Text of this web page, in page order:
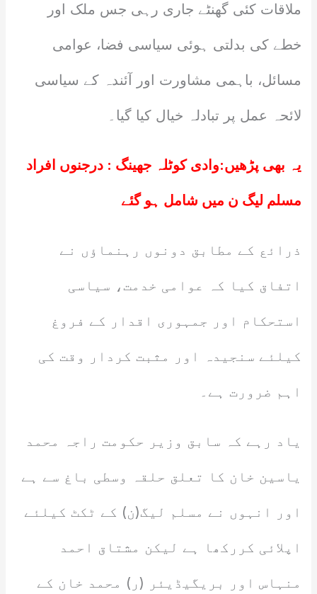
ملاقات کئی گھنٹے جاری رہی جس ملک اور
خطے کی بدلتی ہوئی سیاسی فضا، عوامی
مسائل، باہمی مشاورت اور آئندہ کے سیاسی
لائحہ عمل پر تبادلہ خیال کیا گیا۔
یہ بھی پڑھیں:وادی کوٹلہ جھینگ : درجنوں افراد
مسلم لیگ ن میں شامل ہو گئے
ذرائع کے مطابق دونوں رہنماؤں نے
اتفاق کیا کہ عوامی خدمت، سیاسی
استحکام اور جمہوری اقدار کے فروغ
کیلئے سنجیدہ اور مثبت کردار وقت کی
اہم ضرورت ہے۔
یاد رہے کہ سابق وزیر حکومت راجہ محمد
یاسین خان کا تعلق حلقہ وسطی باغ سے ہے
اور انہوں نے مسلم لیگ(ن) کے ٹکٹ کیلئے
اپلائی کررکھا ہے لیکن مشتاق احمد
منہاس اور بریگیڈیئر (ر) محمد خان کے